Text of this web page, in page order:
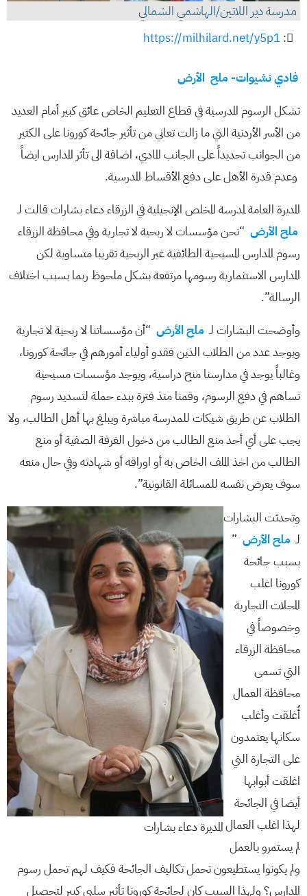
مدرسة دير اللاتين/الهاشمي الشمالي
:
https://milhilard.net/y5p1
فادي نشيوات- ملح الأرض
تشكل الرسوم المدرسية في قطاع التعليم الخاص عائق كبير أمام العديد
من الأسر الأردنية التي ما زالت تعاني من تأثير جائحة كورونا على الكثير
من الجوانب تحديداً على الجانب المادي، اضافة الى تأثر المدارس ايضاً
وعدم قدرة الأهل على دفع الأقساط المدرسية.
المديرة العامة لمدرسة المخلص الإنجيلية في الزرقاء دعاء بشارات قالت لـ
ملح الأرض “نحن مؤسسات لا ربحية لا تجارية وفي محافظة الزرقاء
رسوم المدارس المسيحية الطائفية غير الربحية تقريبا متساوية لكن
المدارس الاستثمارية رسومها مرتفعة بشكل ملحوظ ربما بسبب اختلاف
الرسالة”.
وأوضحت البشارات لـ ملح الأرض “أن مؤسساتنا لا ربحية لا تجارية
ويوجد عدد من الطلاب الذين فقدو أولياء أمورهم في جائحة كورونا،
وغالباً يوجد في مدارسنا منح دراسية، ويوجد مؤسسات مسيحية
تساهم في دفع الرسوم، وقمنا منذ فترة ببدء حملة لتسديد رسوم
الطلاب عن طريق شيكات للمدرسة مباشرة ويبلغ بها أهل الطالب، ولا
يجب على أي أحد منع الطالب من دخول الغرفة الصفية أو منع
الطالب من اخذ الملف الخاص به أو اوراقه أو شهادته وفي حال منعه
سوف يعرض نفسه للمسائلة القانونية”.
المديرة دعاء بشارات
وتحدثت البشارات
لـ ملح الأرض ”
بسبب جائحة
كورونا اغلب
المحلات التجارية
وخصوصاً في
محافظة الزرقاء
التي تسمى
محافظة العمال
أُغلقت وأغلب
سكانها يعتمدون
على التجارة التي
اغلقت أبوابها
أيضا في الجائحة
لهذا اغلب العمال
لم يستمرو بالعمل
ولم يكونوا يستطيعون تحمل تكاليف الجائحة فكيف لهم تحمل رسوم
المدارس؟ ولهذا السبب كان لجائحة كورونا تأثير سلبي كبير لتحصيل